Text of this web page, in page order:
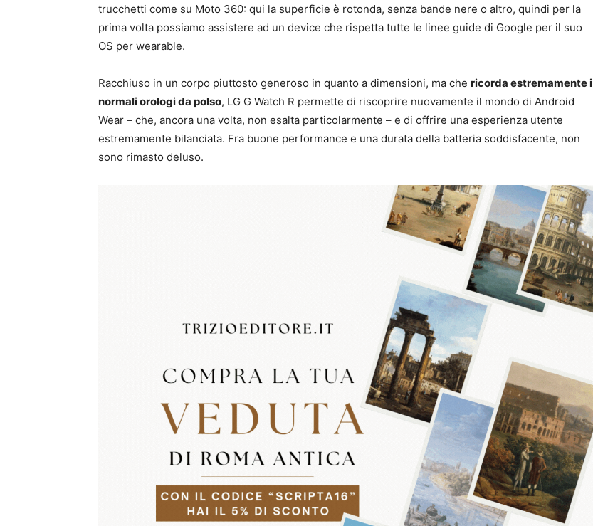
trucchetti come su Moto 360: qui la superficie è rotonda, senza bande nere o altro, quindi per la
prima volta possiamo assistere ad un device che rispetta tutte le linee guide di Google per il suo
OS per wearable.
Racchiuso in un corpo piuttosto generoso in quanto a dimensioni, ma che ricorda estremamente i
normali orologi da polso, LG G Watch R permette di riscoprire nuovamente il mondo di Android
Wear – che, ancora una volta, non esalta particolarmente – e di offrire una esperienza utente
estremamente bilanciata. Fra buone performance e una durata della batteria soddisfacente, non
sono rimasto deluso.